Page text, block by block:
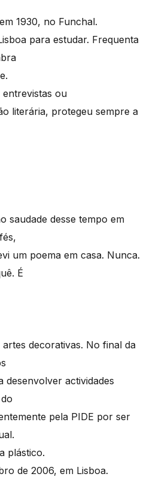
1930, no Funchal.
para estudar. Frequenta
entrevistas ou
literária, protegeu sempre a
saudade desse tempo em
um poema em casa. Nunca.
É
artes decorativas. No final da
desenvolver actividades
pela PIDE por ser
plástico.
de 2006, em Lisboa.